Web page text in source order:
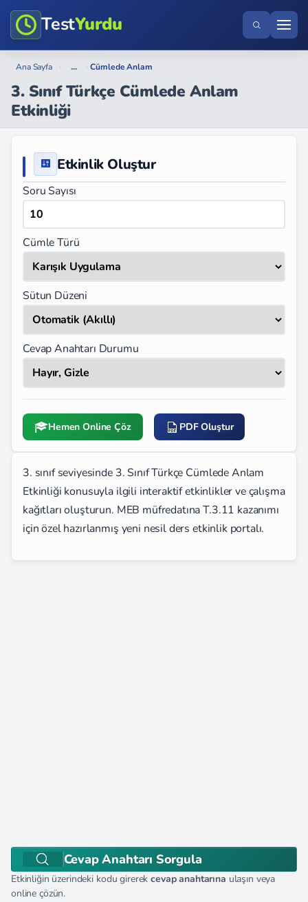
TestYurdu
Ana Sayfa › ... › Cümlede Anlam
3. Sınıf Türkçe Cümlede Anlam
Etkinliği
Etkinlik Oluştur
Soru Sayısı
Cümle Türü
Sütun Düzeni
Cevap Anahtarı Durumu
Hemen Online Çöz PDF Oluştur
3. sınıf seviyesinde 3. Sınıf Türkçe Cümlede Anlam
Etkinliği konusuyla ilgili interaktif etkinlikler ve çalışma
kağıtları oluşturun. MEB müfredatına T.3.11 kazanımı
için özel hazırlanmış yeni nesil ders etkinlik portalı.
Cevap Anahtarı Sorgula
Etkinliğin üzerindeki kodu girerekcevap anahtarına ulaşın veya
online çözün.